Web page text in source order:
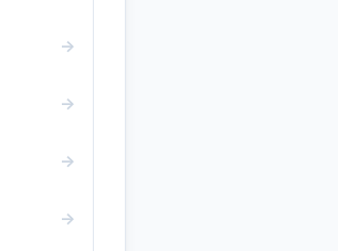
→
→
→
→